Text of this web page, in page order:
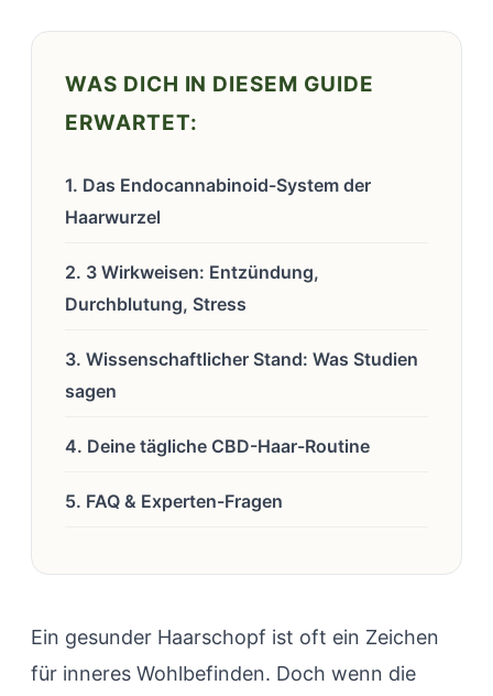
WAS DICH IN DIESEM GUIDE
ERWARTET:
1. Das Endocannabinoid-System der
Haarwurzel
2. 3 Wirkweisen: Entzündung,
Durchblutung, Stress
3. Wissenschaftlicher Stand: Was Studien
sagen
4. Deine tägliche CBD-Haar-Routine
5. FAQ & Experten-Fragen
Ein gesunder Haarschopf ist oft ein Zeichen
für inneres Wohlbefinden. Doch wenn die